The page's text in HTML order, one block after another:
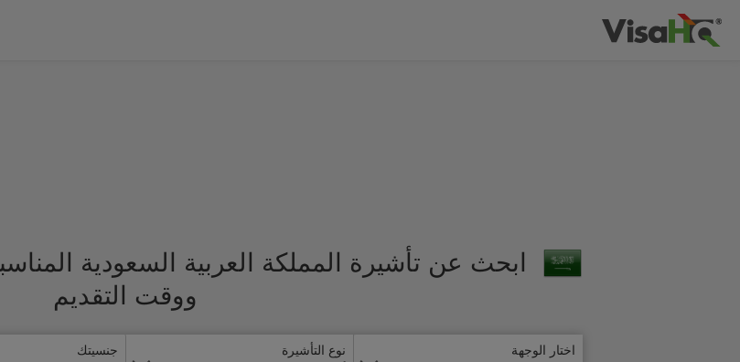
ابحث عن تأشيرة المملكة العربية السعودية
ووقت التقديم
اختار الوجهة نوع التأشيرة جنسيتك